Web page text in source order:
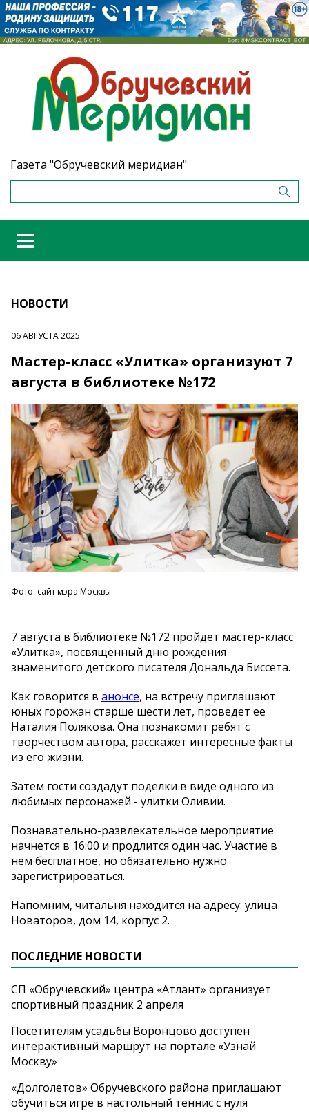
Газета "Обручевский меридиан"
НОВОСТИ
06 АВГУСТА 2025
Мастер-класс «Улитка» организуют 7
августа в библиотеке №172
Фото: сайт мэра Москвы
7 августа в библиотеке №172 пройдет мастер-класс
«Улитка», посвящённый дню рождения
знаменитого детского писателя Дональда Биссета.
Как говорится в анонсе, на встречу приглашают
юных горожан старше шести лет, проведет ее
Наталия Полякова. Она познакомит ребят с
творчеством автора, расскажет интересные факты
из его жизни.
Затем гости создадут поделки в виде одного из
любимых персонажей - улитки Оливии.
Познавательно-развлекательное мероприятие
начнется в 16:00 и продлится один час. Участие в
нем бесплатное, но обязательно нужно
зарегистрироваться.
Напомним, читальня находится на адресу: улица
Новаторов, дом 14, корпус 2.
ПОСЛЕДНИЕ НОВОСТИ
СП «Обручевский» центра «Атлант» организует
спортивный праздник 2 апреля
Посетителям усадьбы Воронцово доступен
интерактивный маршрут на портале «Узнай
Москву»
«Долголетов» Обручевского района приглашают
обучиться игре в настольный теннис с нуля